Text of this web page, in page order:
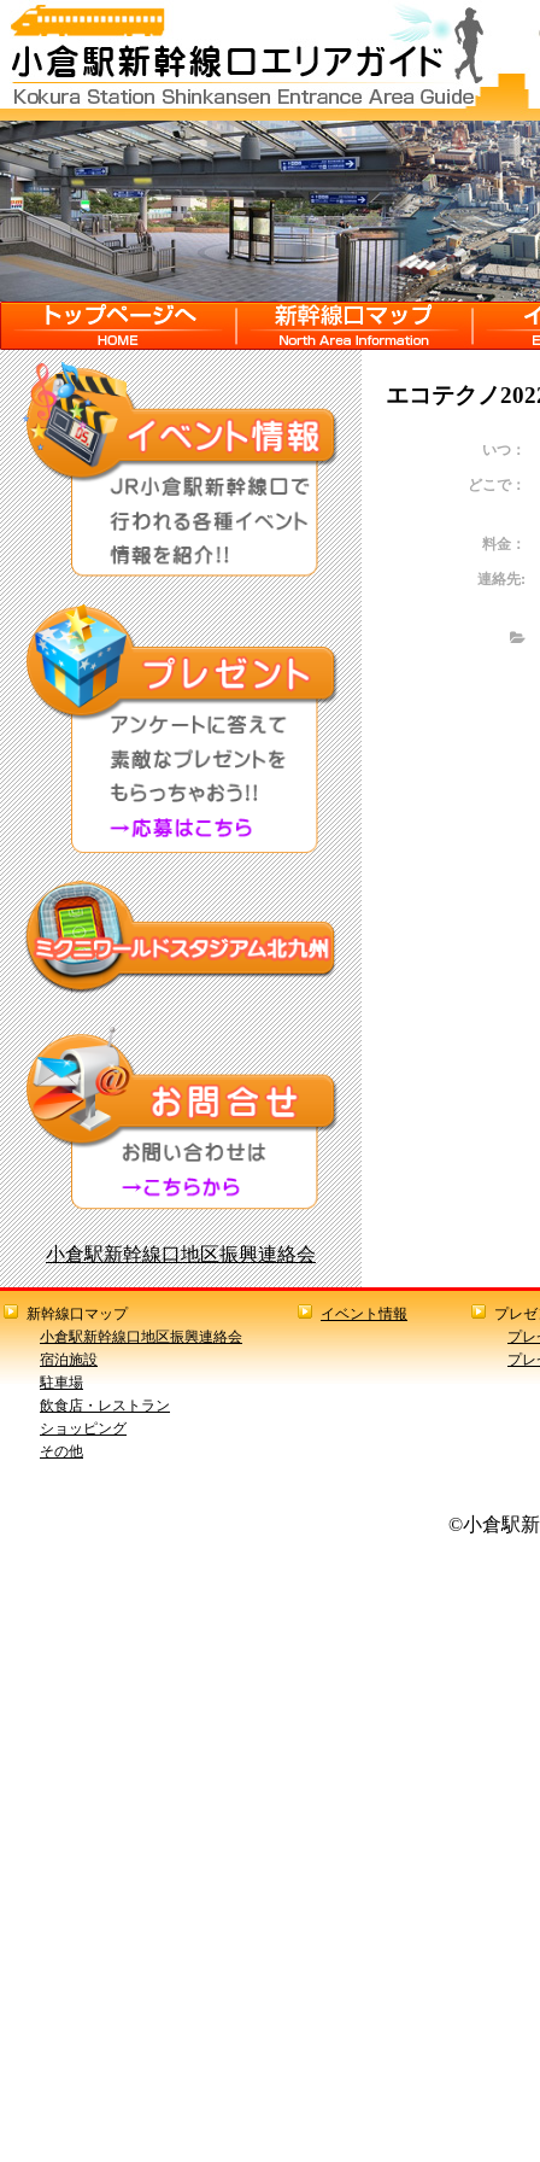
HOME 新幹線口マップ
小倉駅新幹線口地区振興連絡会
エコテクノ
いつ：
どこで：
料金：
連絡先:
新幹線口マップ
小倉駅新幹線口地区振興連絡会
宿泊施設
駐車場
飲食店・レストラン
ショッピング
その他
イベント情報
プレ
プレ
プレ
©小倉駅